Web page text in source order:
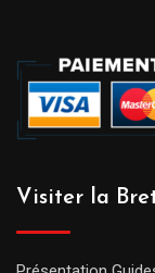
Visiter la